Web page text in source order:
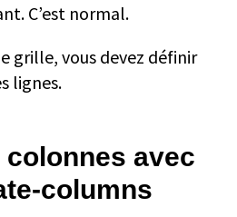
C’est normal.
grille, vous devez définir
lignes.
avec
columns